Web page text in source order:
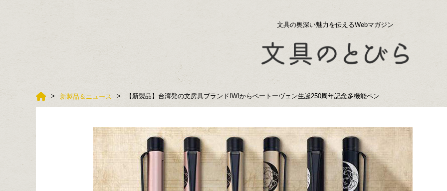
文具の奥深い魅力を伝えるWebマガジン
新製品＆ニュース 【新製品】台湾発の文房具ブランドIWIからベートーヴェン生誕250周年記念多機能ペン